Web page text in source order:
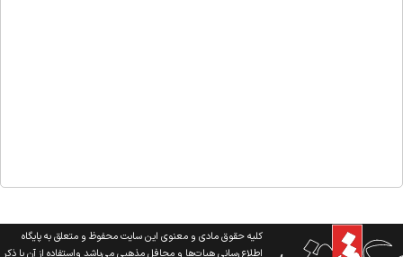
کلیه حقوق مادی و معنوی این سایت محفوظ و متعلق به پایگاه
اطلاع رسانی هیات‌ها و محافل مذهبی می‌باشد واستفاده از آن با ذکر